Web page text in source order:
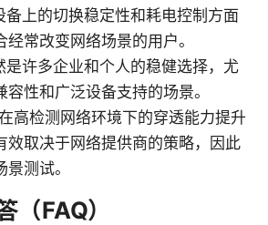
备上的切换稳定性和耗电控制方面
经常改变网络场景的用户。
是许多企业和个人的稳健选择，尤
容性和广泛设备支持的场景。
高检测网络环境下的穿透能力提升
效取决于网络提供商的策略，因此
测试。
（FAQ）